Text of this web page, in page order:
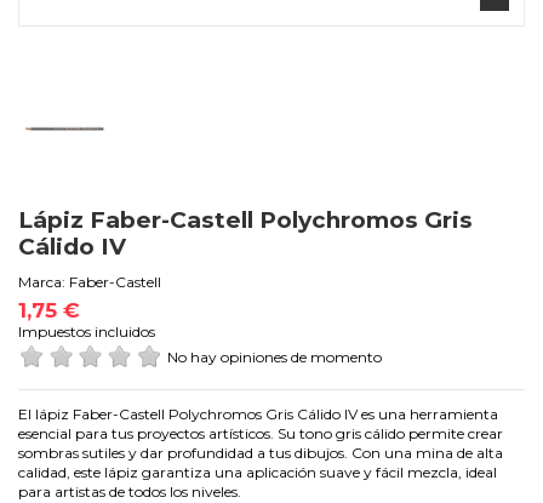
Lápiz Faber-Castell Polychromos Gris
Cálido IV
Marca: Faber-Castell
1,75 €
Impuestos incluidos
No hay opiniones de momento
El lápiz Faber-Castell Polychromos Gris Cálido IV es una herramienta
esencial para tus proyectos artísticos. Su tono gris cálido permite crear
sombras sutiles y dar profundidad a tus dibujos. Con una mina de alta
calidad, este lápiz garantiza una aplicación suave y fácil mezcla, ideal
para artistas de todos los niveles.